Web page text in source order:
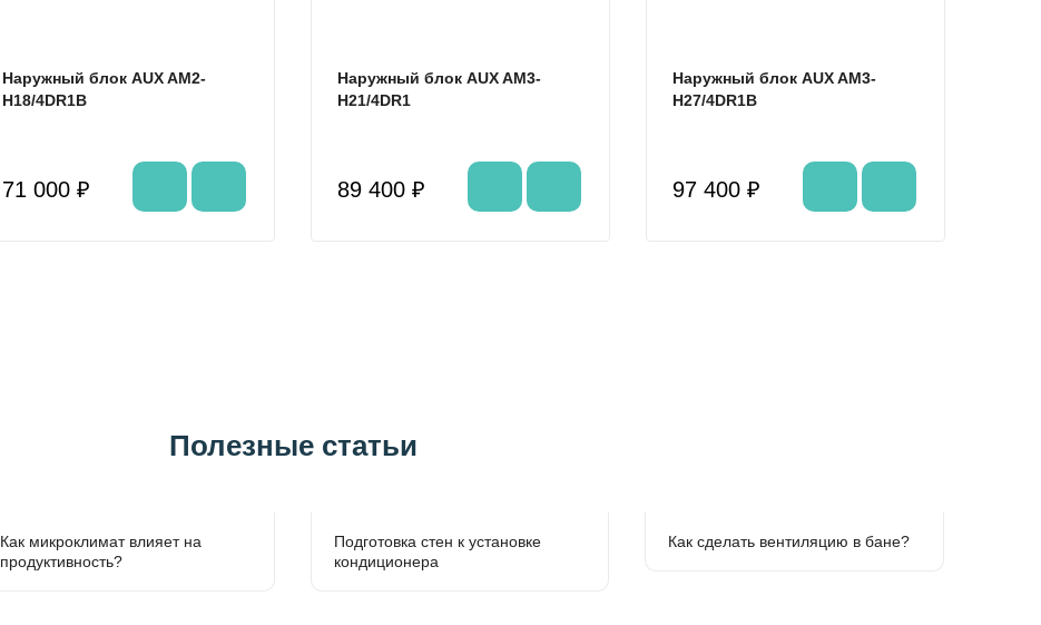
Наружный блок AUX AM2-
H18/4DR1B
71 000 ₽
Наружный блок AUX AM3-
H21/4DR1
89 400 ₽
Наружный блок AUX AM3-
H27/4DR1B
97 400 ₽
Полезные статьи
Как микроклимат влияет на
продуктивность?
Подготовка стен к установке
кондиционера
Как сделать вентиляцию в бане?